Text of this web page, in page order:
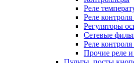
Реле
Реле
Регуляторы
Сетевые
Реле
Прочие реле